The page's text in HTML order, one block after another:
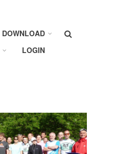
Suche
DOWNLOAD
LOGIN